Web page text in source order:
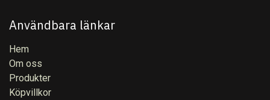
Användbara länkar
Hem
Om oss
Produkter
Köpvillkor